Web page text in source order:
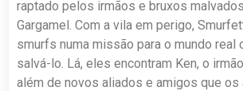
raptado pelos irmãos e bruxos
Gargamel. Com a vila em perigo,
smurfs numa missão para o mundo real
salvá-lo. Lá, eles encontram Ken, o
além de novos aliados e amigos que os